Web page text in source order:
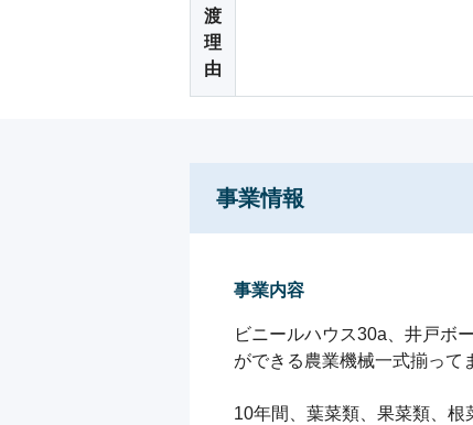
渡
理
由
事業情報
事業内容
ビニールハウス30a、井戸ボ
ができる農業機械一式揃って
10年間、葉菜類、果菜類、根